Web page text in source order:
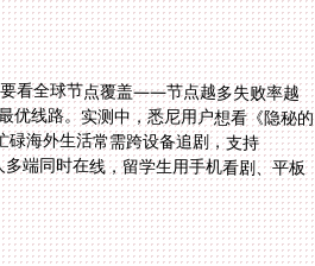
要看全球节点覆盖——节点越多失败率越
优线路。实测中，悉尼用户想看《隐秘的
容性：忙碌海外生活常需跨设备追剧，支持
多端同时在线，留学生用手机看剧、平板